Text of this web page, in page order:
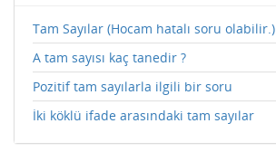
Tam Sayılar (Hocam hatalı soru olabilir.)
A tam sayısı kaç tanedir ?
Pozitif tam sayılarla ilgili bir soru
İki köklü ifade arasındaki tam sayılar